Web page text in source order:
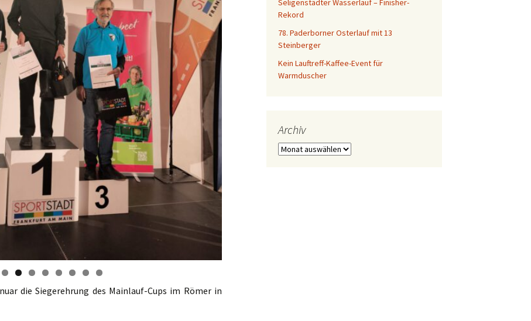
die Siegerehrung des Mainlauf-Cups im Römer in
Lauf-Cup 2025
Seligenstädter Wasserlauf – Finisher-
Rekord
78. Paderborner Osterlauf mit 13
Steinberger
Kein Lauftreff-Kaffee-Event für
Warmduscher
Archiv
Archiv